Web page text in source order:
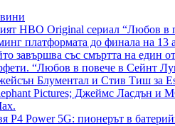
HBO Original сериал “Любов в
платформата до финала на
завършва със смъртта на
“Любов в повече в Сейнт
Блументал и Стив Тиш за
Pictures; Джеймс Ласдън и
P4 Power 5G: пионерът в